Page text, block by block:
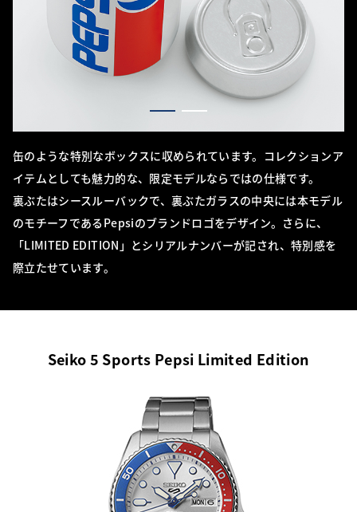
缶のような特別なボックスに収められています。コレクションア
イテムとしても魅力的な、限定モデルならではの仕様です。
裏ぶたはシースルーバックで、裏ぶたガラスの中央には本モデル
のモチーフであるPepsiのブランドロゴをデザイン。さらに、
「LIMITED EDITION」とシリアルナンバーが記され、特別感を
際立たせています。
Seiko 5 Sports Pepsi Limited Edition